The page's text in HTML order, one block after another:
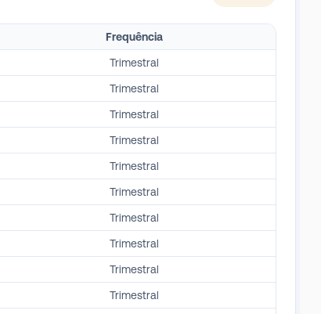
Frequência
Trimestral
Trimestral
Trimestral
Trimestral
Trimestral
Trimestral
Trimestral
Trimestral
Trimestral
Trimestral